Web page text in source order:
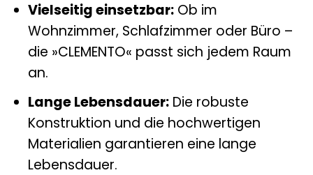
Vielseitig einsetzbar:Ob im
Wohnzimmer, Schlafzimmer oder Büro –
die »CLEMENTO« passt sich jedem Raum
an.
Lange Lebensdauer:Die robuste
Konstruktion und die hochwertigen
Materialien garantieren eine lange
Lebensdauer.